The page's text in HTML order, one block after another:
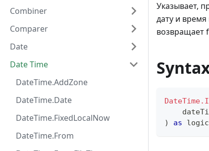
Combiner
Comparer
Date
Date Time
DateTime.AddZone
DateTime.Date
DateTime.FixedLocalNow
DateTime.From
Указывает,
дату и
возвращает
)
as